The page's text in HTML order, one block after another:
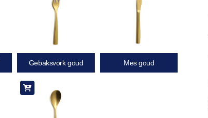
Gebaksvork goud Mes goud